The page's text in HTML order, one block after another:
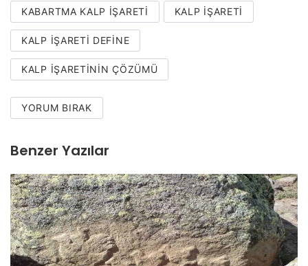
KABARTMA KALP IŞARETI KALP İŞARETI
KALP İŞARETI DEFINE
KALP IŞARETININ ÇÖZÜMÜ
YORUM BIRAK
Benzer Yazılar